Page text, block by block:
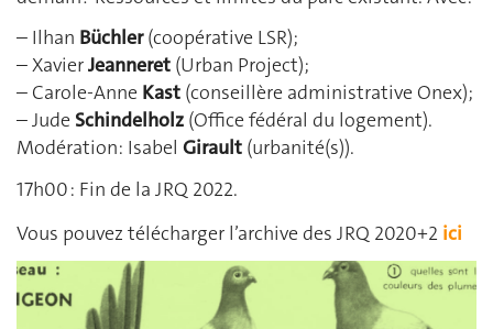
– Ilhan Büchler(coopérative LSR);
– XavierJeanneret (Urban Project);
– Carole-Anne Kast (conseillère administrative Onex);
– Jude Schindelholz (Office fédéral du logement).
Modération: Isabel Girault (urbanité(s)).
17h00 : Fin de la JRQ 2022.
Vous pouvez télécharger l’archive des JRQ 2020+2 ici